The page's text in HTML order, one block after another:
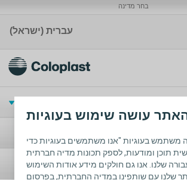
עושה שימוש בעוגיות
משתמש בעוגיות "אנו משתמשים בעוגיות כדי
תוכן ומודעות, לספק תכונות מדיה חברתית
שלנו. אנו גם חולקים מידע אודות השימוש
שלנו עם שותפינו במדיה החברתית, בפרסום
בחר מדינה
עברית (ישראל)